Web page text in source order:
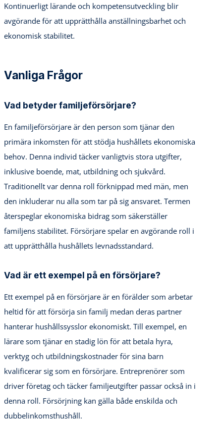
Kontinuerligt lärande och kompetensutveckling blir
avgörande för att upprätthålla anställningsbarhet och
ekonomisk stabilitet.
Vanliga Frågor
Vad betyder familjeförsörjare?
En familjeförsörjare är den person som tjänar den
primära inkomsten för att stödja hushållets ekonomiska
behov. Denna individ täcker vanligtvis stora utgifter,
inklusive boende, mat, utbildning och sjukvård.
Traditionellt var denna roll förknippad med män, men
den inkluderar nu alla som tar på sig ansvaret. Termen
återspeglar ekonomiska bidrag som säkerställer
familjens stabilitet. Försörjare spelar en avgörande roll i
att upprätthålla hushållets levnadsstandard.
Vad är ett exempel på en försörjare?
Ett exempel på en försörjare är en förälder som arbetar
heltid för att försörja sin familj medan deras partner
hanterar hushållssysslor ekonomiskt. Till exempel, en
lärare som tjänar en stadig lön för att betala hyra,
verktyg och utbildningskostnader för sina barn
kvalificerar sig som en försörjare. Entreprenörer som
driver företag och täcker familjeutgifter passar också in i
denna roll. Försörjning kan gälla både enskilda och
dubbelinkomsthushåll.